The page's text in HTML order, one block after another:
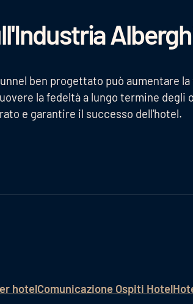
ben progettato può aumentare
la fedeltà a lungo termine
e garantire il successo dell'hotel.
hotelComunicazione Ospiti Hotel